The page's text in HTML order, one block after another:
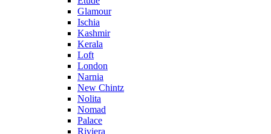
Glamour
Ischia
Kashmir
Kerala
Loft
London
Narnia
New Chintz
Nolita
Nomad
Palace
Riviera